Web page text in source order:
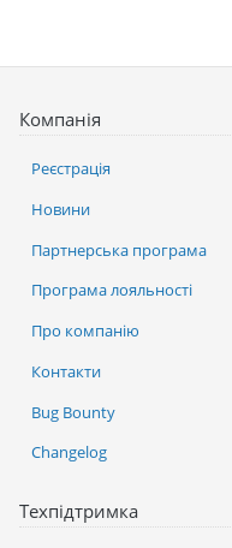
Компанія
Реєстрація
Новини
Партнерська програма
Програма лояльності
Про компанію
Контакти
Bug Bounty
Changelog
Техпідтримка